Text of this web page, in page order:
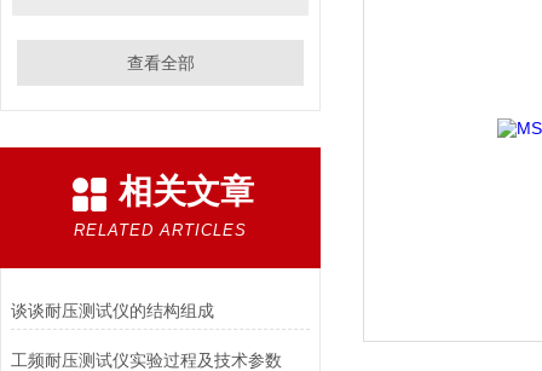
查看全部
相关文章
RELATED ARTICLES
谈谈耐压测试仪的结构组成
工频耐压测试仪实验过程及技术参数